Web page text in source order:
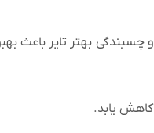
بهتر تایر باعث
یابد.